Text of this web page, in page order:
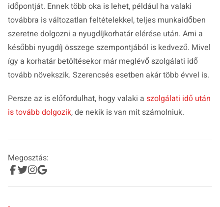
időpontját. Ennek több oka is lehet, például ha valaki
továbbra is változatlan feltételekkel, teljes munkaidőben
szeretne dolgozni a nyugdíjkorhatár elérése után. Ami a
későbbi nyugdíj összege szempontjából is kedvező. Mivel
így a korhatár betöltésekor már meglévő szolgálati idő
tovább növekszik. Szerencsés esetben akár több évvel is.
Persze az is előfordulhat, hogy valaki a szolgálati idő után
is tovább dolgozik, de nekik is van mit számolniuk.
Megosztás: